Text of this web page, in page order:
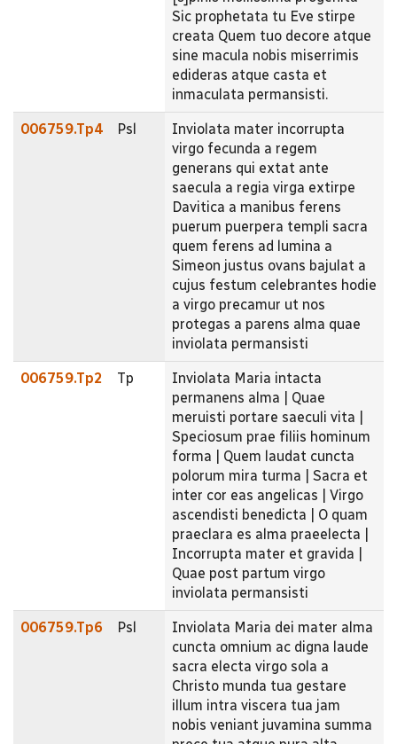
Sic prophetata tu Eve stirpe
creata Quem tuo decore atque
sine macula nobis miserrimis
edideras atque casta et
inmaculata permansisti.
006759.Tp4 Psl
Inviolata mater incorrupta
virgo fecunda a regem
generans qui extat ante
saecula a regia virga extirpe
Davitica a manibus ferens
puerum puerpera templi sacra
quem ferens ad lumina a
Simeon justus ovans bajulat a
cujus festum celebrantes hodie
a virgo precamur ut nos
protegas a parens alma quae
inviolata permansisti
006759.Tp2 Tp
Inviolata Maria intacta
permanens alma | Quae
meruisti portare saeculi vita |
Speciosum prae filiis hominum
forma | Quem laudat cuncta
polorum mira turma | Sacra et
inter cor eas angelicas | Virgo
ascendisti benedicta | O quam
praeclara es alma praeelecta |
Incorrupta mater et gravida |
Quae post partum virgo
inviolata permansisti
006759.Tp6 Psl
Inviolata Maria dei mater alma
cuncta omnium ac digna laude
sacra electa virgo sola a
Christo munda tua gestare
illum intra viscera tua jam
nobis veniant juvamina summa